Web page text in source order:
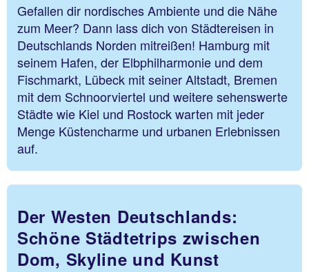
Gefallen dir nordisches Ambiente und die Nähe
zum Meer? Dann lass dich von Städtereisen in
Deutschlands Norden mitreißen! Hamburg mit
seinem Hafen, der Elbphilharmonie und dem
Fischmarkt, Lübeck mit seiner Altstadt, Bremen
mit dem Schnoorviertel und weitere sehenswerte
Städte wie Kiel und Rostock warten mit jeder
Menge Küstencharme und urbanen Erlebnissen
auf.
Der Westen Deutschlands:
Schöne Städtetrips zwischen
Dom, Skyline und Kunst